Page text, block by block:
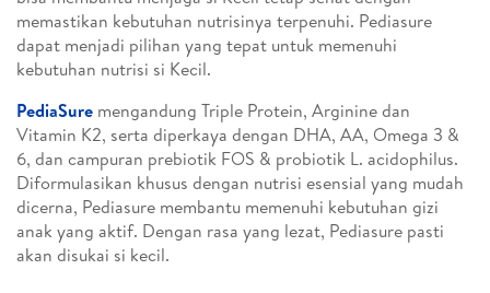
memastikan kebutuhan nutrisinya terpenuhi. Pediasure
dapat menjadi pilihan yang tepat untuk memenuhi
kebutuhan nutrisi si Kecil.
PediaSure mengandung Triple Protein, Arginine dan
Vitamin K2, serta diperkaya dengan DHA, AA, Omega 3 &
6, dan campuran prebiotik FOS & probiotik L. acidophilus.
Diformulasikan khusus dengan nutrisi esensial yang mudah
dicerna, Pediasure membantu memenuhi kebutuhan gizi
anak yang aktif. Dengan rasa yang lezat, Pediasure pasti
akan disukai si kecil.